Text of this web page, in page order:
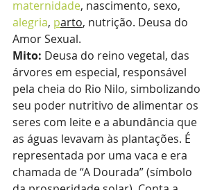
maternidade, nascimento, sexo,
alegria, parto, nutrição. Deusa do
Amor Sexual.
Mito: Deusa do reino vegetal, das
árvores em especial, responsável
pela cheia do Rio Nilo, simbolizando
seu poder nutritivo de alimentar os
seres com leite e a abundância que
as águas levavam às plantações. É
representada por uma vaca e era
chamada de “A Dourada” (símbolo